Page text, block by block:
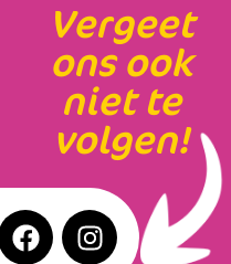
Vergeet
ons ook
niet te
volgen!